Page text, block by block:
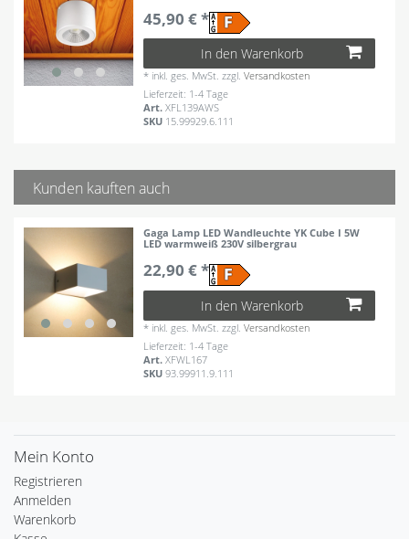
45,90 € *
In den Warenkorb
* inkl. ges. MwSt. zzgl.Versandkosten
Lieferzeit: 1-4 Tage
Art.XFL139AWS
SKU 15.99929.6.111
Kunden kauften auch
Gaga Lamp LED Wandleuchte YK Cube I 5W
LED warmweiß 230V silbergrau
22,90 € *
In den Warenkorb
* inkl. ges. MwSt. zzgl.Versandkosten
Lieferzeit: 1-4 Tage
Art.XFWL167
SKU93.99911.9.111
Mein Konto
Registrieren
Anmelden
Warenkorb